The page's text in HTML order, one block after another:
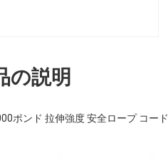
の説明
ポンド 拉伸強度 安全ロープ コード